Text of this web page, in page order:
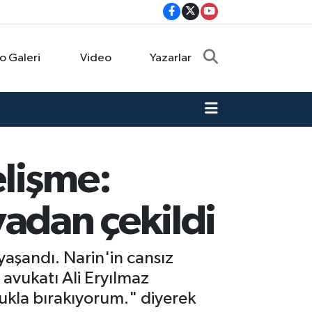
Galeri Video Yazarlar
çekildi
Narin'in cansız
Ali Eryılmaz
bırakıyorum." diyerek